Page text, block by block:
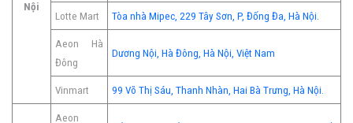
Nội
Lotte Mart Tòa nhà Mipec, 229 Tây Sơn, P, Đống Đa, Hà Nội.
Aeon Hà
Đông
Dương Nội, Hà Đông, Hà Nội, Việt Nam
Vinmart 99 Võ Thị Sáu, Thanh Nhàn, Hai Bà Trưng, Hà Nội.
Aeon